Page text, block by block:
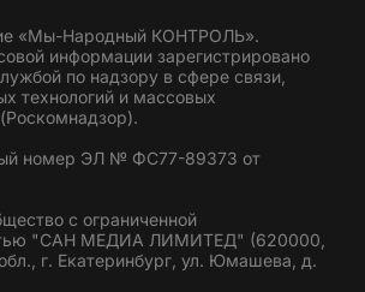
«Мы-Народный КОНТРОЛЬ».
информации зарегистрировано
по надзору в сфере связи,
технологий и массовых
номер ЭЛ № ФС77-89373 от
с ограниченной
"САН МЕДИА ЛИМИТЕД" (620000,
г. Екатеринбург, ул. Юмашева, д.